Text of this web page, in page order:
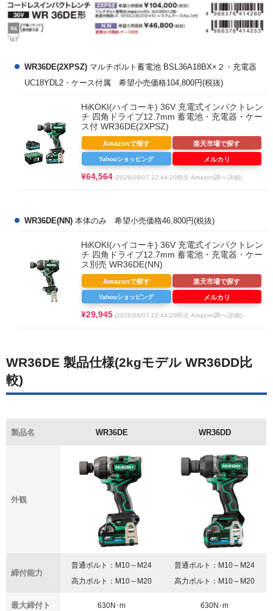
WR36DE(2XPSZ) マルチボルト蓄電池 BSL36A18BX×２・充電器
UC18YDL2・ケース付属 希望小売価格104,800円(税抜)
HiKOKI(ハイコーキ) 36V 充電式インパクトレン
チ 四角ドライブ12.7mm 蓄電池・充電器・ケー
ス付 WR36DE(2XPSZ)
¥64,564 (2026/08/07 22:44:20時点 Amazon調べ-詳細)
Amazonで探す 楽天市場で探す
Yahooショッピング メルカリ
WR36DE(NN) 本体のみ 希望小売価格46,800円(税抜)
HiKOKI(ハイコーキ) 36V 充電式インパクトレン
チ 四角ドライブ12.7mm 蓄電池・充電器・ケー
ス別売 WR36DE(NN)
¥29,945 (2026/08/07 22:44:20時点 Amazon調べ-詳細)
Amazonで探す 楽天市場で探す
Yahooショッピング メルカリ
WR36DE 製品仕様(2kgモデル WR36DD比
較)
製品名 WR36DE WR36DD
外観
締付能力
普通ボルト：M10～M24
高力ボルト：M10～M20
普通ボルト：M10～M24
高力ボルト：M10～M20
最大締付ト
630N･m
630N･m